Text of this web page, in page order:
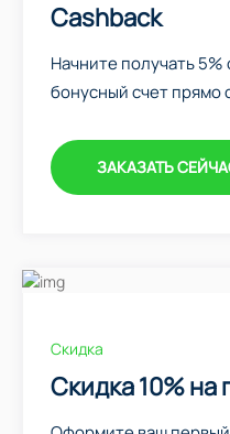
Cashback
Начните получать 5%
бонусный счет прямо
ЗАКАЗАТЬ
Скидка
Скидка 10% на